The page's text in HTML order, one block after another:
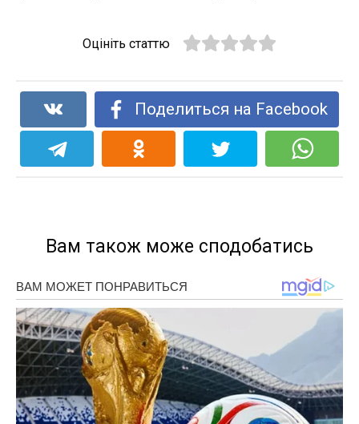
Оцініть статтю
Поделиться на Facebook
Вам також може сподобатись